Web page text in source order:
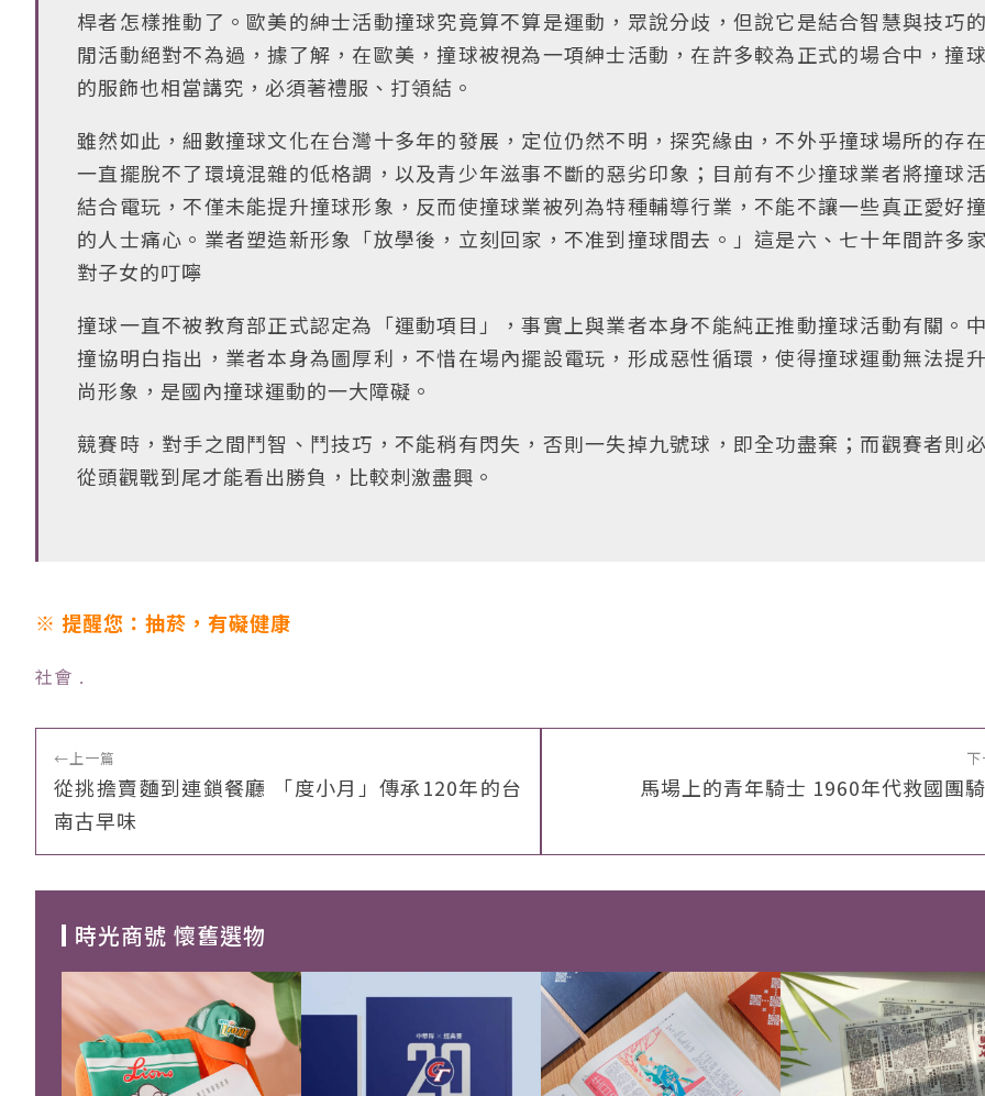
桿者怎樣推動了。歐美的紳士活動撞球究竟算不算是運動，眾說分歧，但說它是結合智慧與技巧
閒活動絕對不為過，據了解，在歐美，撞球被視為一項紳士活動，在許多較為正式的場合中，撞
的服飾也相當講究，必須著禮服、打領結。
雖然如此，細數撞球文化在台灣十多年的發展，定位仍然不明，探究緣由，不外乎撞球場所的存在
一直擺脫不了環境混雜的低格調，以及青少年滋事不斷的惡劣印象；目前有不少撞球業者將撞球
結合電玩，不僅未能提升撞球形象，反而使撞球業被列為特種輔導行業，不能不讓一些真正愛好
的人士痛心。業者塑造新形象「放學後，立刻回家，不准到撞球間去。」這是六、七十年間許多
對子女的叮嚀
撞球一直不被教育部正式認定為「運動項目」，事實上與業者本身不能純正推動撞球活動有關。
撞協明白指出，業者本身為圖厚利，不惜在場內擺設電玩，形成惡性循環，使得撞球運動無法提
尚形象，是國內撞球運動的一大障礙。
競賽時，對手之間鬥智、鬥技巧，不能稍有閃失，否則一失掉九號球，即全功盡棄；而觀賽者則
從頭觀戰到尾才能看出勝負，比較刺激盡興。
※ 提醒您：抽菸，有礙健康
社會 ﹒
←上一篇
從挑擔賣麵到連鎖餐廳 「度小月」傳承120年的台
南古早味
馬場上的青年騎士 1960年代救國團
時光商號 懷舊選物